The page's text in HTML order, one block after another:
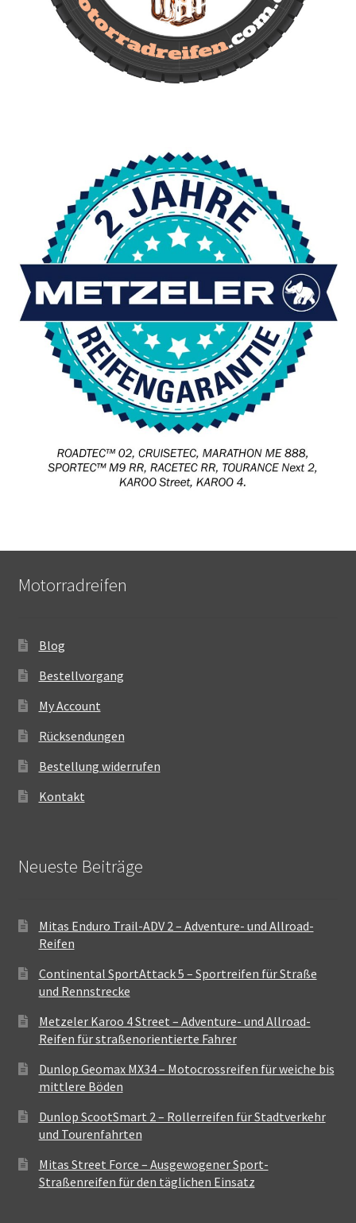
Motorradreifen
Blog
Bestellvorgang
My Account
Rücksendungen
Bestellung widerrufen
Kontakt
Neueste Beiträge
Mitas Enduro Trail-ADV 2 – Adventure- und Allroad-
Reifen
Continental SportAttack 5 – Sportreifen für Straße
und Rennstrecke
Metzeler Karoo 4 Street – Adventure- und Allroad-
Reifen für straßenorientierte Fahrer
Dunlop Geomax MX34 – Motocrossreifen für weiche bis
mittlere Böden
Dunlop ScootSmart 2 – Rollerreifen für Stadtverkehr
und Tourenfahrten
Mitas Street Force – Ausgewogener Sport-
Straßenreifen für den täglichen Einsatz